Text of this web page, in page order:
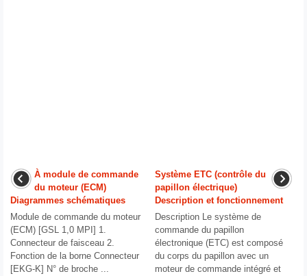
À module de commande
du moteur (ECM)
Diagrammes schématiques
Module de commande du moteur
(ECM) [GSL 1,0 MPI] 1.
Connecteur de faisceau 2.
Fonction de la borne Connecteur
[EKG-K] N° de broche ...
Système ETC (contrôle du
papillon électrique)
Description et fonctionnement
Description Le système de
commande du papillon
électronique (ETC) est composé
du corps du papillon avec un
moteur de commande intégré et